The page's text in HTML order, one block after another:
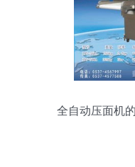
全自动压面机